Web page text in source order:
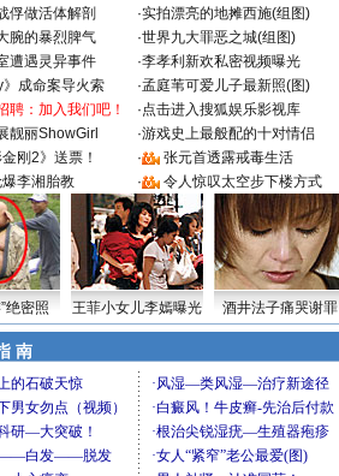
俘做活体解剖 ·实拍漂亮的地摊西施(组图)
腕的暴烈脾气 ·世界九大罪恶之城(组图)
遭遇灵异事件 ·李孝利新欢私密视频曝光
》成命案导火索 ·孟庭苇可爱儿子最新照(图)
聘：加入我们吧！ ·点击进入搜狐娱乐影视库
靓丽ShowGirl ·游戏史上最般配的十对情侣
金刚2》送票！ ·
张元首透露戒毒生活
李湘胎教 · 令人惊叹太空步下楼方式
绝密照 王菲小女儿李嫣曝光 酒井法子痛哭谢罪
南